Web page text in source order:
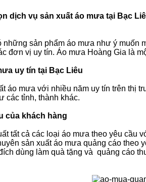
dịch vụ sản xuất áo mưa tại Bạc
những sản phẩm áo mưa như ý
đơn vị uy tín. Áo mưa Hoàng Gia là
uy tín tại Bạc Liêu
áo mưa với nhiều năm uy tín trên thị
các tỉnh, thành khác.
của khách hàng
tất cả các loại áo mưa theo yêu cầu
sản xuất áo mưa quảng cáo
dùng làm quà tặng và quảng cáo